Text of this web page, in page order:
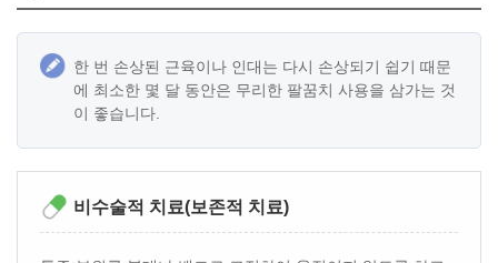
한 번 손상된 근육이나 인대는 다시 손상되기 쉽기 때문
에 최소한 몇 달 동안은 무리한 팔꿈치 사용을 삼가는 것
이 좋습니다.
비수술적 치료(보존적 치료)